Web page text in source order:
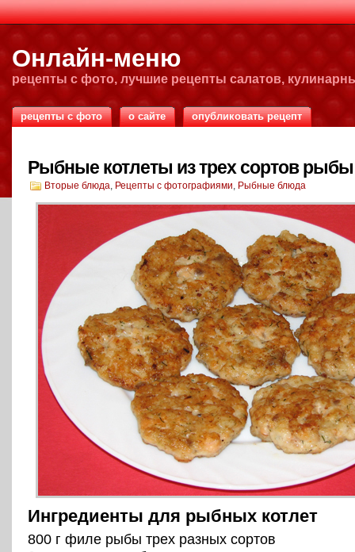
Онлайн-меню
рецепты с фото, лучшие рецепты салатов,
рецепты с фото о сайте опубликовать рецепт
Рыбные котлеты из трех сортов
Вторые блюда, Рецепты с фотографиями, Рыбные блюда
Ингредиенты для рыбных котлет
800 г филе рыбы трех разных сортов